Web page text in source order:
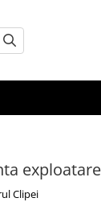
Clipei